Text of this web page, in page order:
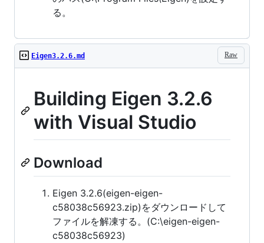
る。
Raw
Eigen3.2.6.md
Building Eigen 3.2.6
with Visual Studio
Download
Eigen 3.2.6(eigen-eigen-
c58038c56923.zip)をダウンロードして
ファイルを解凍する。(C:\eigen-eigen-
c58038c56923)